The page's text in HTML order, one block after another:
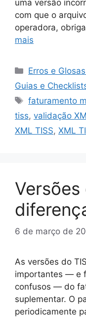
uma versão
com que o
operadora,
mais
Categorias
Erros e
Guias e
Tags
faturamento
tiss, validação
XML TISS, XML
Versões
6 de março de
As versões do
importantes — e
confusos — do
suplementar. O
periodicamente